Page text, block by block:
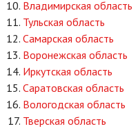
Владимирская область
Тульская область
Самарская область
Воронежская область
Иркутская область
Саратовская область
Вологодская область
Тверская область